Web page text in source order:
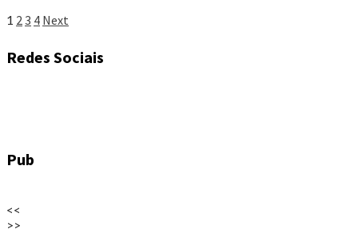
Paginação
dos
1 23 4 Next
Redes Sociais
Pub
<<
>>